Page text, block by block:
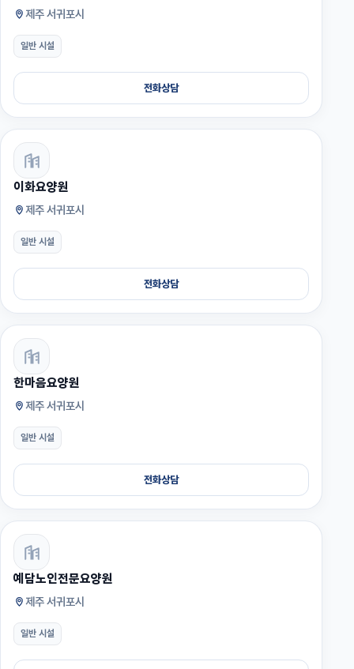
제주 서귀포시
일반 시설
전화상담
이화요양원
제주 서귀포시
일반 시설
전화상담
한마음요양원
제주 서귀포시
일반 시설
전화상담
예담노인전문요양원
제주 서귀포시
일반 시설